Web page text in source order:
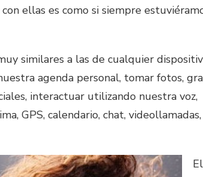
ellas es como si siempre
similares a las de cualquier
agenda personal, tomar fotos,
interactuar utilizando nuestra voz,
GPS, calendario, chat, videollamadas,
El